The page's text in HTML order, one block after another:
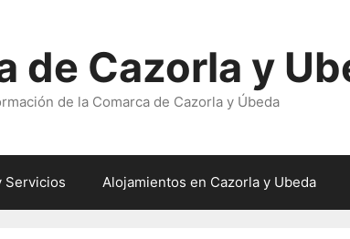
de Cazorla y
de la Comarca de Cazorla y Úbeda
Servicios Alojamientos en Cazorla y Ubeda